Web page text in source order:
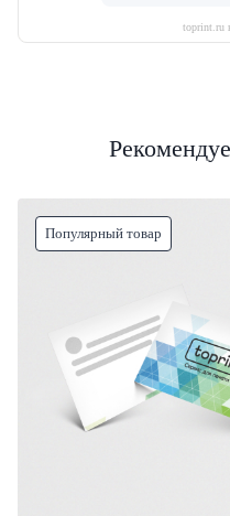
toprint.ru
Популярный товар